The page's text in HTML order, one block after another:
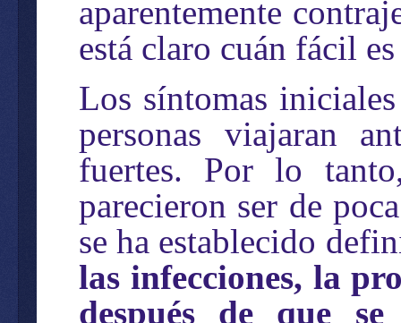
aparentemente
está claro cuán fácil
Los síntomas
personas viajaran
fuertes. Por lo
parecieron ser de
se ha establecido
las infecciones, la
después de que